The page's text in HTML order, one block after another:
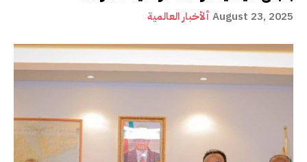
ألأخبار العالمية August 23, 2025